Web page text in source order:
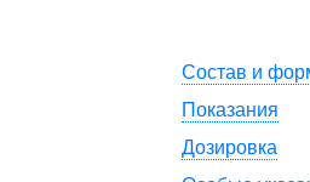
Состав и
Показания
Дозировка